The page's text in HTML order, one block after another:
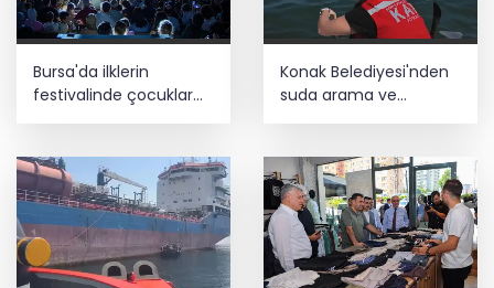
Bursa'da ilklerin
festivalinde çocuklar
Konak Belediyesi'nden
suda arama ve